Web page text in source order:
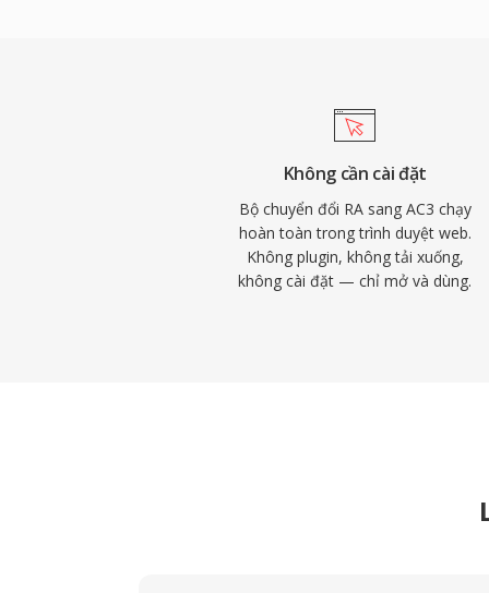
trên các receiver, TV và set-top box đồng
lại ổn định trên một lượng lớn thiết bị
Không cần cài đặt
Bộ chuyển đổi RA sang AC3 chạy
hoàn toàn trong trình duyệt web.
Không plugin, không tải xuống,
không cài đặt — chỉ mở và dùng.